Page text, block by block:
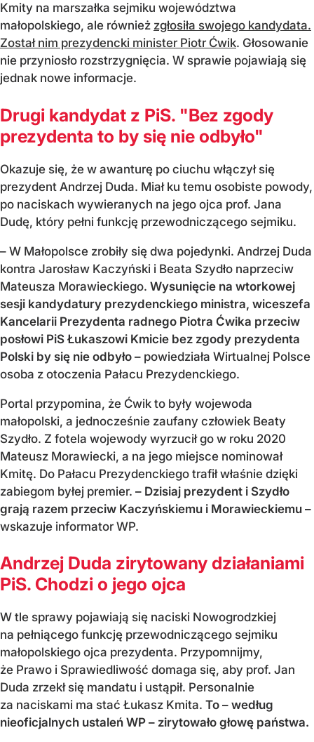
Kmity na marszałka sejmiku województwa
małopolskiego, ale również zgłosiła swojego kandydata.
Został nim prezydencki minister Piotr Ćwik. Głosowanie
nie przyniosło rozstrzygnięcia. W sprawie pojawiają się
jednak nowe informacje.
Drugi kandydat z PiS. "Bez zgody
prezydenta to by się nie odbyło"
Okazuje się, że w awanturę po ciuchu włączył się
prezydent Andrzej Duda. Miał ku temu osobiste powody,
po naciskach wywieranych na jego ojca prof. Jana
Dudę, który pełni funkcję przewodniczącego sejmiku.
– W Małopolsce zrobiły się dwa pojedynki. Andrzej Duda
kontra Jarosław Kaczyński i Beata Szydło naprzeciw
Mateusza Morawieckiego. Wysunięcie na wtorkowej
sesji kandydatury prezydenckiego ministra, wiceszefa
Kancelarii Prezydenta radnego Piotra Ćwika przeciw
posłowi PiS Łukaszowi Kmicie bez zgody prezydenta
Polski by się nie odbyło – powiedziała Wirtualnej Polsce
osoba z otoczenia Pałacu Prezydenckiego.
Portal przypomina, że Ćwik to były wojewoda
małopolski, a jednocześnie zaufany człowiek Beaty
Szydło. Z fotela wojewody wyrzucił go w roku 2020
Mateusz Morawiecki, a na jego miejsce nominował
Kmitę. Do Pałacu Prezydenckiego trafił właśnie dzięki
zabiegom byłej premier. – Dzisiaj prezydent i Szydło
grają razem przeciw Kaczyńskiemu i Morawieckiemu –
wskazuje informator WP.
Andrzej Duda zirytowany działaniami
PiS. Chodzi o jego ojca
W tle sprawy pojawiają się naciski Nowogrodzkiej
na pełniącego funkcję przewodniczącego sejmiku
małopolskiego ojca prezydenta. Przypomnijmy,
że Prawo i Sprawiedliwość domaga się, aby prof. Jan
Duda zrzekł się mandatu i ustąpił. Personalnie
za naciskami ma stać Łukasz Kmita. To – według
nieoficjalnych ustaleń WP – zirytowało głowę państwa.